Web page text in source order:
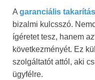
A garanciális takarítás
bizalmi kulcsszó.
ígéretet tesz, hanem
következményét. Ez
szolgáltatót attól, aki
ügyfélre.